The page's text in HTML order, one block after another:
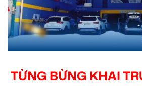
TỪNG BỪNG KHAI